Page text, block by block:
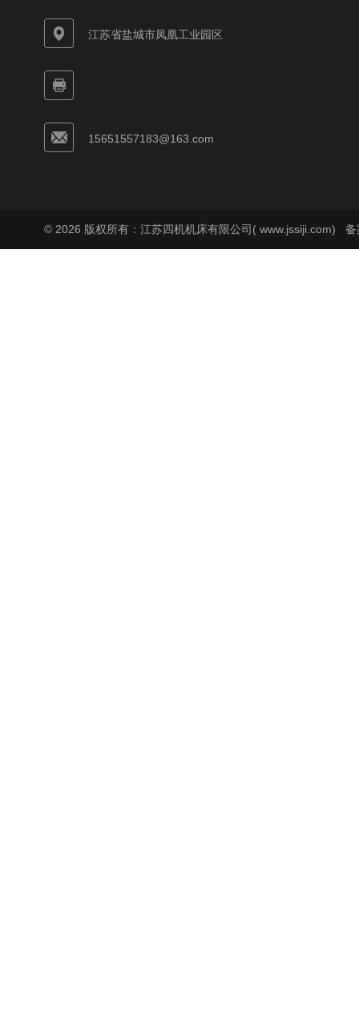
江苏省盐城市凤凰工业园区
15651557183@163.com
© 2026 版权所有：江苏四机机床有限公司( www.jssiji.com) 备